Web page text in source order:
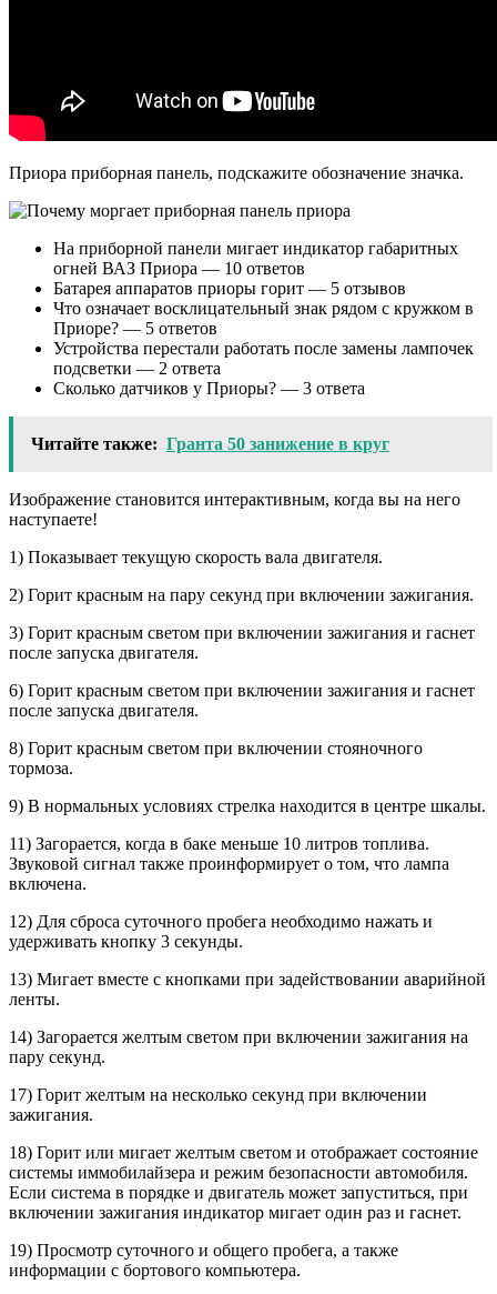
Приора приборная панель, подскажите обозначение значка.
На приборной панели мигает индикатор габаритных
огней ВАЗ Приора — 10 ответов
Батарея аппаратов приоры горит — 5 отзывов
Что означает восклицательный знак рядом с кружком в
Приоре? — 5 ответов
Устройства перестали работать после замены лампочек
подсветки — 2 ответа
Сколько датчиков у Приоры? — 3 ответа
Читайте также: Гранта 50 занижение в круг
Изображение становится интерактивным, когда вы на него
наступаете!
1) Показывает текущую скорость вала двигателя.
2) Горит красным на пару секунд при включении зажигания.
3) Горит красным светом при включении зажигания и гаснет
после запуска двигателя.
6) Горит красным светом при включении зажигания и гаснет
после запуска двигателя.
8) Горит красным светом при включении стояночного
тормоза.
9) В нормальных условиях стрелка находится в центре шкалы.
11) Загорается, когда в баке меньше 10 литров топлива.
Звуковой сигнал также проинформирует о том, что лампа
включена.
12) Для сброса суточного пробега необходимо нажать и
удерживать кнопку 3 секунды.
13) Мигает вместе с кнопками при задействовании аварийной
ленты.
14) Загорается желтым светом при включении зажигания на
пару секунд.
17) Горит желтым на несколько секунд при включении
зажигания.
18) Горит или мигает желтым светом и отображает состояние
системы иммобилайзера и режим безопасности автомобиля.
Если система в порядке и двигатель может запуститься, при
включении зажигания индикатор мигает один раз и гаснет.
19) Просмотр суточного и общего пробега, а также
информации с бортового компьютера.